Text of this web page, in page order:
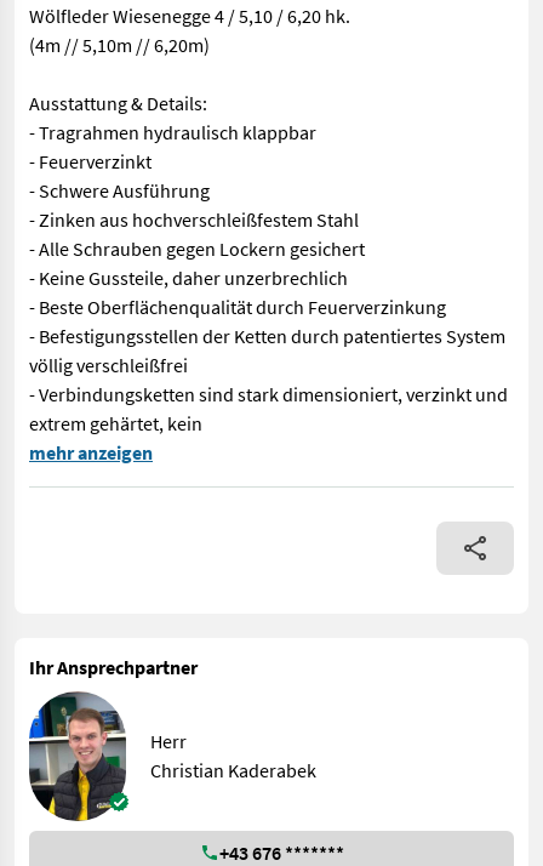
Wölfleder Wiesenegge 4 / 5,10 / 6,20 hk.
(4m // 5,10m // 6,20m)
Ausstattung & Details:
- Tragrahmen hydraulisch klappbar
- Feuerverzinkt
- Schwere Ausführung
- Zinken aus hochverschleißfestem Stahl
- Alle Schrauben gegen Lockern gesichert
- Keine Gussteile, daher unzerbrechlich
- Beste Oberflächenqualität durch Feuerverzinkung
- Befestigungsstellen der Ketten durch patentiertes System
völlig verschleißfrei
- Verbindungsketten sind stark dimensioniert, verzinkt und
extrem gehärtet, kein
Sofort Verfügbar! Wölfleder Wiesenegge 4 / 5,10 / 6,20 hk.
mehr anzeigen
Ihr Ansprechpartner
Herr
Christian Kaderabek
+43 676 *******